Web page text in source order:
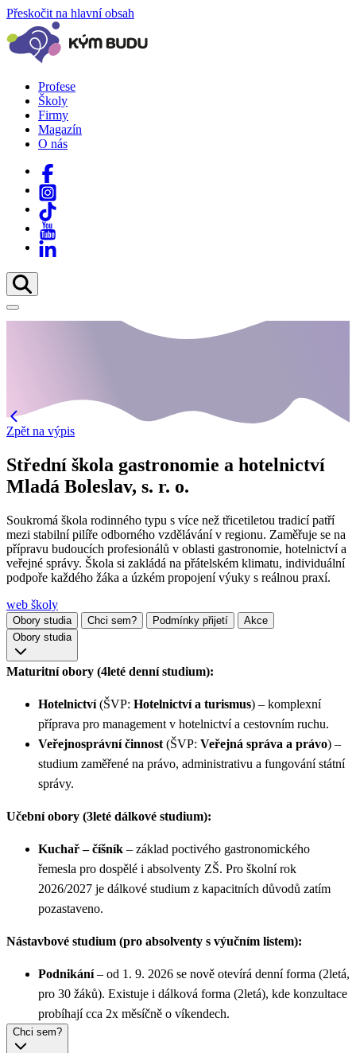
Přeskočit na hlavní obsah
Profese
Školy
Firmy
Magazín
O nás
Zpět na výpis
Střední škola gastronomie a hotelnictví
Mladá Boleslav, s. r. o.
Soukromá škola rodinného typu s více než třicetiletou tradicí patří
mezi stabilní pilíře odborného vzdělávání v regionu. Zaměřuje se na
přípravu budoucích profesionálů v oblasti gastronomie, hotelnictví a
veřejné správy. Škola si zakládá na přátelském klimatu, individuální
podpoře každého žáka a úzkém propojení výuky s reálnou praxí.
web školy
Obory studia Chci sem? Podmínky přijetí
Akce
Obory studia
Maturitní obory (4leté denní studium):
Hotelnictví(ŠVP: Hotelnictví a turismus) – komplexní
příprava pro management v hotelnictví a cestovním ruchu.
Veřejnosprávní činnost (ŠVP: Veřejná správa a právo) –
studium zaměřené na právo, administrativu a fungování státní
správy.
Učební obory (3leté dálkové studium):
Kuchař – číšník – základ poctivého gastronomického
řemesla pro dospělé i absolventy ZŠ. Pro školní rok
2026/2027 je dálkové studium z kapacitních důvodů zatím
pozastaveno.
Nástavbové studium (pro absolventy s výučním listem):
Podnikání– od 1. 9. 2026 se nově otevírá denní forma (2letá,
pro 30 žáků). Existuje i dálková forma (2letá), kde konzultace
probíhají cca 2x měsíčně o víkendech.
Chci sem?